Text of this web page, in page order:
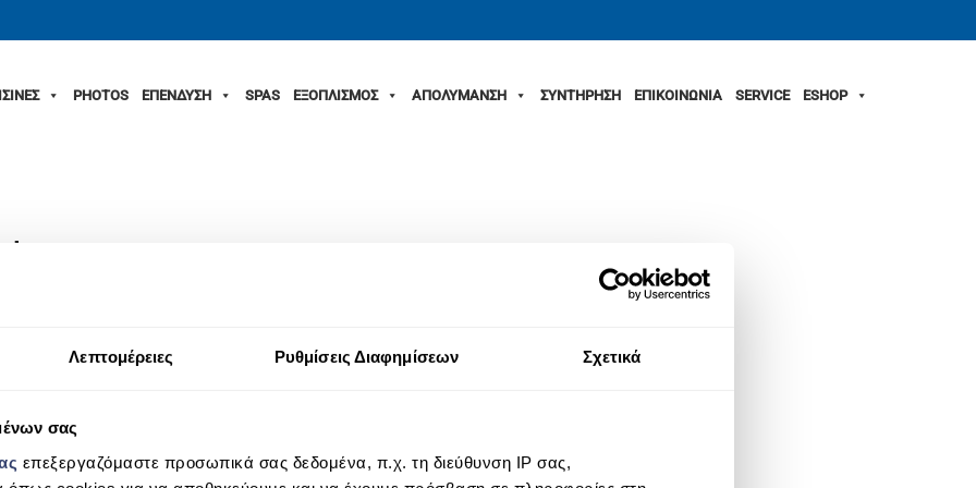
Λεπτομέρειες Ρυθμίσεις Διαφημίσεων Σχετικά
σας
επεξεργαζόμαστε προσωπικά σας δεδομένα, π.χ. τη διεύθυνση IP σας,
PHOTOS ΕΠΕΝΔΥΣΗ SPAS ΕΞΟΠΛΙΣΜΟΣ ΑΠΟΛΥΜΑΝΣΗ ΣΥΝΤΗΡΗΣΗ ΕΠΙΚΟΙΝΩΝΙΑ SERVICE ESHOP